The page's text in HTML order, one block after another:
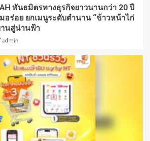
พันธมิตรทางธุรกิจยาวนานกว่า 20 ปี
อร่อย ยกเมนูระดับตำนาน “ข้าวหน้าไก่
านสู่น่านฟ้า
admin